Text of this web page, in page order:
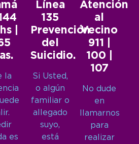
|
la
es
Línea
135
Prevención
del
Suicidio.
Si Usted,
o algún
familiar o
allegado
suyo,
está
Atención
al
Vecino
911 |
100 |
107
No dude
en
llamarnos
para
realizar